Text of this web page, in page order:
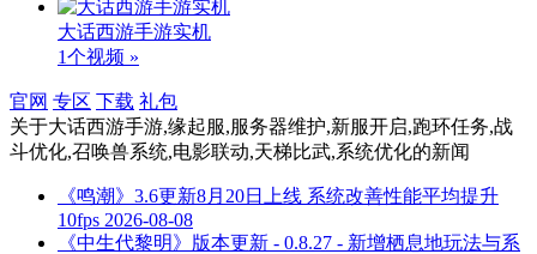
大话西游手游实机
1个视频 »
官网 专区 下载 礼包
关于大话西游手游,缘起服,服务器维护,新服开启,跑环任务,战
斗优化,召唤兽系统,电影联动,天梯比武,系统优化的新闻
《鸣潮》3.6更新8月20日上线 系统改善性能平均提升
10fps 2026-08-08
《中生代黎明》版本更新 - 0.8.27 - 新增栖息地玩法与系